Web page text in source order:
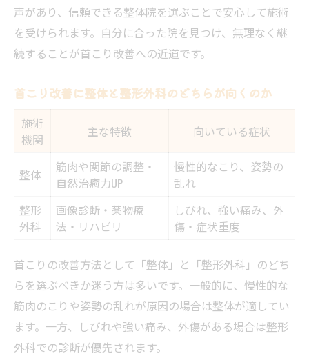
声があり、信頼できる整体院を選ぶことで安心して施術
を受けられます。自分に合った院を見つけ、無理なく継
続することが首こり改善への近道です。
首こり改善に整体と整形外科のどちらが向くのか
施術
機関
主な特徴 向いている症状
整体
筋肉や関節の調整・
自然治癒力UP
慢性的なこり、姿勢の
乱れ
整形
外科
画像診断・薬物療
法・リハビリ
しびれ、強い痛み、外
傷・症状重度
首こりの改善方法として「整体」と「整形外科」のどち
らを選ぶべきか迷う方は多いです。一般的に、慢性的な
筋肉のこりや姿勢の乱れが原因の場合は整体が適してい
ます。一方、しびれや強い痛み、外傷がある場合は整形
外科での診断が優先されます。